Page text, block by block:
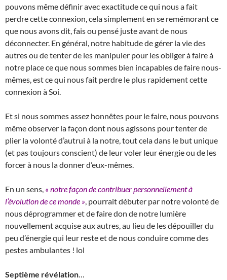
pouvons même définir avec exactitude ce qui nous a fait
perdre cette connexion, cela simplement en se remémorant ce
que nous avons dit, fais ou pensé juste avant de nous
déconnecter. En général, notre habitude de gérer la vie des
autres ou de tenter de les manipuler pour les obliger à faire à
notre place ce que nous sommes bien incapables de faire nous-
mêmes, est ce qui nous fait perdre le plus rapidement cette
connexion à Soi.
Et si nous sommes assez honnêtes pour le faire, nous pouvons
même observer la façon dont nous agissons pour tenter de
plier la volonté d’autrui à la notre, tout cela dans le but unique
(et pas toujours conscient) de leur voler leur énergie ou de les
forcer à nous la donner d’eux-mêmes.
En un sens, « notre façon de contribuer personnellement à
l’évolution de ce monde » , pourrait débuter par notre volonté de
nous déprogrammer et de faire don de notre lumière
nouvellement acquise aux autres, au lieu de les dépouiller du
peu d’énergie qui leur reste et de nous conduire comme des
pestes ambulantes ! lol
Septième révélation